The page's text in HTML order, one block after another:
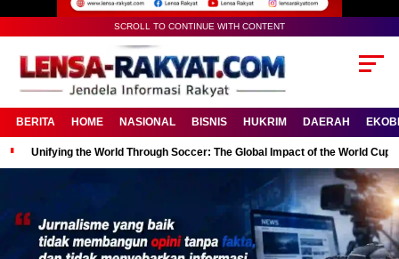
SCROLL TO CONTINUE WITH CONTENT
BERITA HOME NASIONAL BISNIS HUKRIM DAERAH
Unifying the World Through Soccer: The Global Impact of the World Cup